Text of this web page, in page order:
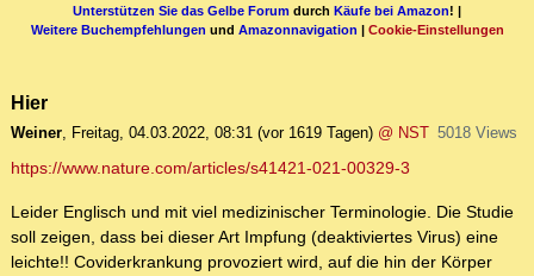
Unterstützen Sie das Gelbe Forum durch Käufe bei Amazon! |
Weitere Buchempfehlungen und Amazonnavigation | Cookie-Einstellungen
Hier
Weiner, Freitag, 04.03.2022, 08:31 (vor 1619 Tagen) @ NST 5018 Views
https://www.nature.com/articles/s41421-021-00329-3
Leider Englisch und mit viel medizinischer Terminologie. Die Studie
soll zeigen, dass bei dieser Art Impfung (deaktiviertes Virus) eine
leichte!! Coviderkrankung provoziert wird, auf die hin der Körper